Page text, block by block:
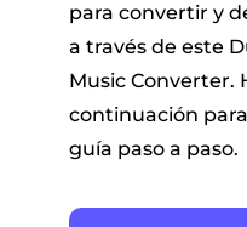
para convertir y
a través de este
Music Converter.
continuación
guía paso a paso.